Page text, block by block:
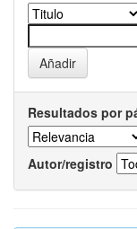
Resultados por
Autor/registro